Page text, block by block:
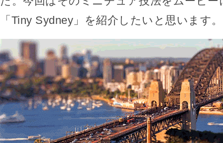
「Tiny Sydney」を紹介したいと思います。